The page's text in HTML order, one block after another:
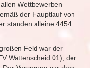
Wettbewerben
der Hauptlauf von
standen alleine 4454
Feld war der
Wattenscheid 01), der